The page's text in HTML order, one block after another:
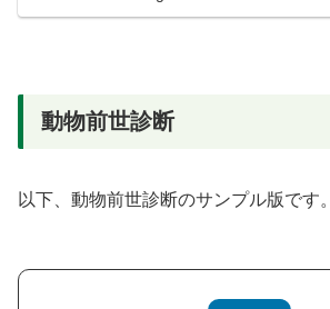
動物前世診断
以下、動物前世診断のサンプル版です。